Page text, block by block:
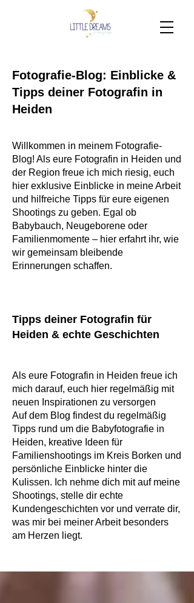
Fotografie-Blog: Einblicke &
Tipps deiner Fotografin in
Heiden
Willkommen in meinem Fotografie-
Blog! Als eure Fotografin in Heiden und
der Region freue ich mich riesig, euch
hier exklusive Einblicke in meine Arbeit
und hilfreiche Tipps für eure eigenen
Shootings zu geben. Egal ob
Babybauch, Neugeborene oder
Familienmomente – hier erfahrt ihr, wie
wir gemeinsam bleibende
Erinnerungen schaffen.
Tipps deiner Fotografin für
Heiden & echte Geschichten
Als eure Fotografin in Heiden freue ich
mich darauf, euch hier regelmäßig mit
neuen Inspirationen zu versorgen
Auf dem Blog findest du regelmäßig
Tipps rund um die Babyfotografie in
Heiden, kreative Ideen für
Familienshootings im Kreis Borken und
persönliche Einblicke hinter die
Kulissen. Ich nehme dich mit auf meine
Shootings, stelle dir echte
Kundengeschichten vor und verrate dir,
was mir bei meiner Arbeit besonders
am Herzen liegt.